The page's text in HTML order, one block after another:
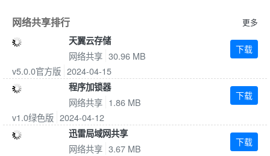
网络共享排行 更多
天翼云存储
网络共享 30.96 MB
v5.0.0官方版 2024-04-15
下载
程序加锁器
网络共享 1.86 MB
v1.0绿色版 2024-04-12
下载
迅雷局域网共享
网络共享 3.67 MB
下载